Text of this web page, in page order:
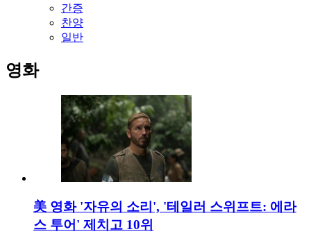
간증
찬양
일반
영화
美 영화 '자유의 소리', '테일러 스위프트: 에라
스 투어' 제치고 10위